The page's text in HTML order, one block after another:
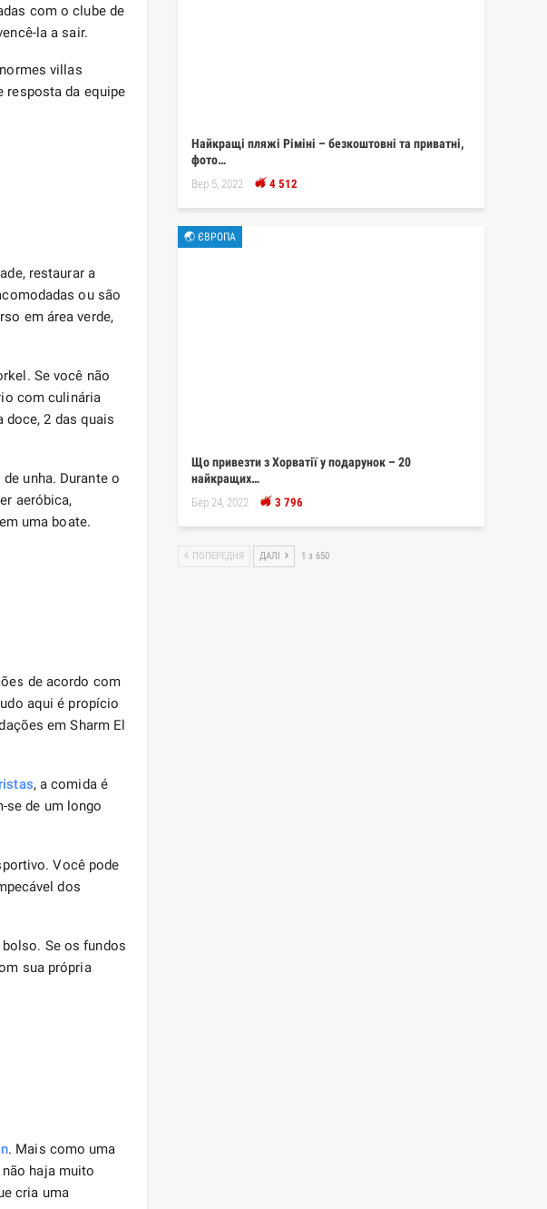
com o clube de
la a sair.
villas
resposta da equipe
restaurar a
ou são
em área verde,
Se você não
com culinária
doce, 2 das quais
unha. Durante o
aeróbica,
uma boate.
de acordo com
aqui é propício
em Sharm El
, a comida é
se de um longo
Você pode
dos
Se os fundos
sua própria
. Mais como uma
haja muito
cria uma
Найкращі пляжі Ріміні – безкоштовні та приватні,
фото…
Вер 5, 2022 4 512
🌏 ЄВРОПА
Що привезти з Хорватії у подарунок – 20
найкращих…
Бер 24, 2022 3 796
ПОПЕРЕДНЯ ДАЛІ 1 з 650